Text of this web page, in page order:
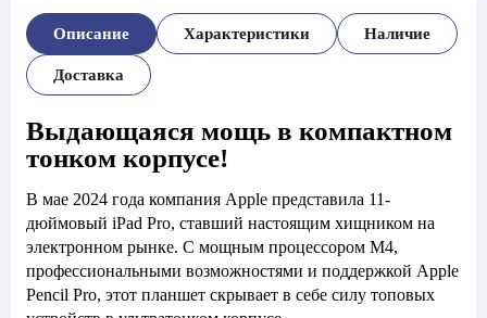
Описание Характеристики Наличие
Доставка
Выдающаяся мощь в компактном
тонком корпусе!
В мае 2024 года компания Apple представила 11-
дюймовый iPad Pro, ставший настоящим хищником на
электронном рынке. С мощным процессором M4,
профессиональными возможностями и поддержкой Apple
Pencil Pro, этот планшет скрывает в себе силу топовых